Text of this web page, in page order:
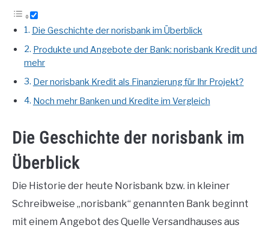
Die Geschichte der norisbank im Überblick
Produkte und Angebote der Bank: norisbank Kredit und
mehr
Der norisbank Kredit als Finanzierung für Ihr Projekt?
Noch mehr Banken und Kredite im Vergleich
Die Geschichte der norisbank im
Überblick
Die Historie der heute Norisbank bzw. in kleiner
Schreibweise „norisbank“ genannten Bank beginnt
mit einem Angebot des Quelle Versandhauses aus